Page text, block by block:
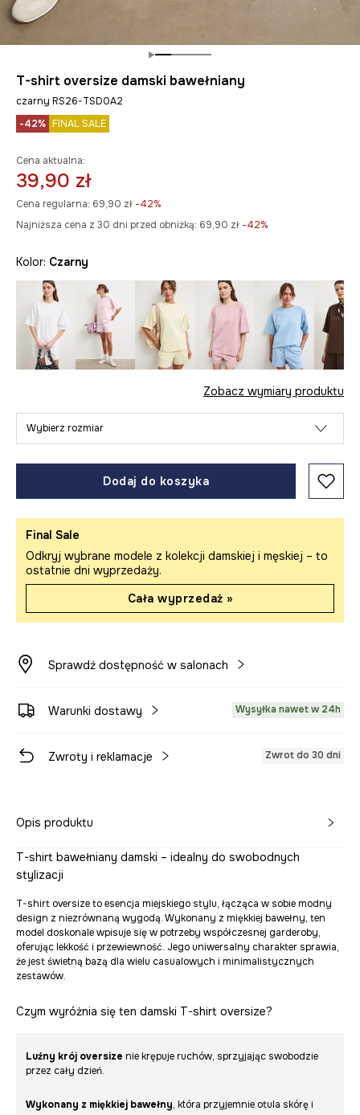
T-shirt oversize damski bawełniany
czarny RS26-TSD0A2
-42% FINAL SALE
Cena aktualna:
39,90 zł
Cena regularna: 69,90 zł -42%
Najniższa cena z 30 dni przed obniżką: 69,90 zł -42%
Kolor: czarny
Zobacz wymiary produktu
Wybierz rozmiar
Dodaj do koszyka
Final Sale
Odkryj wybrane modele z kolekcji damskiej i męskiej – to
ostatnie dni wyprzedaży.
Cała wyprzedaż »
Sprawdź dostępność w salonach
Warunki dostawy Wysyłka nawet w 24h
Zwroty i reklamacje Zwrot do 30 dni
Opis produktu
T-shirt bawełniany damski – idealny do swobodnych
stylizacji
T-shirt oversize to esencja miejskiego stylu, łącząca w sobie modny
design z niezrównaną wygodą. Wykonany z miękkiej bawełny, ten
model doskonale wpisuje się w potrzeby współczesnej garderoby,
oferując lekkość i przewiewność. Jego uniwersalny charakter sprawia,
że jest świetną bazą dla wielu casualowych i minimalistycznych
zestawów.
Czym wyróżnia się ten damski T-shirt oversize?
Luźny krój oversize nie krępuje ruchów, sprzyjając swobodzie
przez cały dzień.
Wykonany z miękkiej bawełny, która przyjemnie otula skórę i